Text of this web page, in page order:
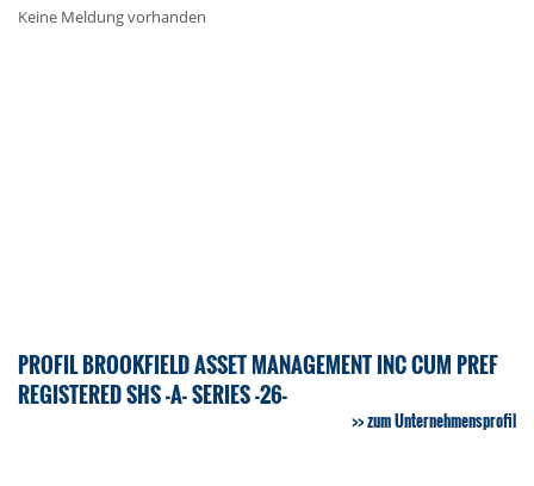
Keine Meldung vorhanden
PROFIL BROOKFIELD ASSET MANAGEMENT INC CUM PREF
REGISTERED SHS -A- SERIES -26-
zum Unternehmensprofil